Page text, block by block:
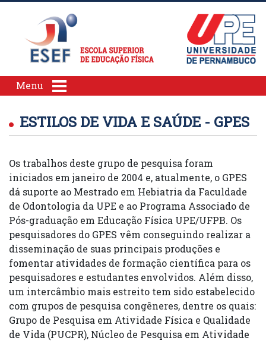
Menu
ESTILOS DE VIDA E SAÚDE - GPES
Os trabalhos deste grupo de pesquisa foram
iniciados em janeiro de 2004 e, atualmente, o GPES
dá suporte ao Mestrado em Hebiatria da Faculdade
de Odontologia da UPE e ao Programa Associado de
Pós-graduação em Educação Física UPE/UFPB. Os
pesquisadores do GPES vêm conseguindo realizar a
disseminação de suas principais produções e
fomentar atividades de formação científica para os
pesquisadores e estudantes envolvidos. Além disso,
um intercâmbio mais estreito tem sido estabelecido
com grupos de pesquisa congêneres, dentre os quais:
Grupo de Pesquisa em Atividade Física e Qualidade
de Vida (PUCPR), Núcleo de Pesquisa em Atividade